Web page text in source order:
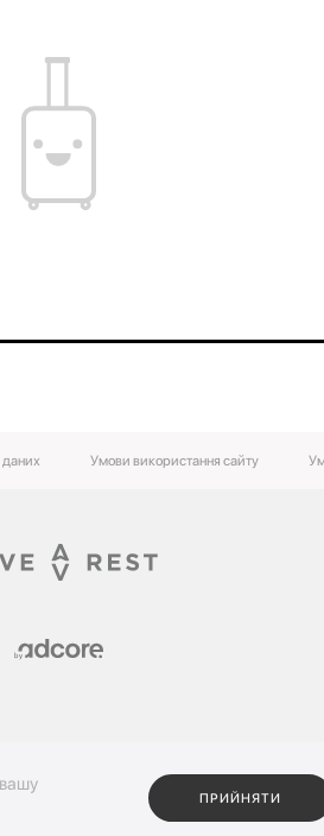
Умови використання сайту
ПРИЙНЯТИ